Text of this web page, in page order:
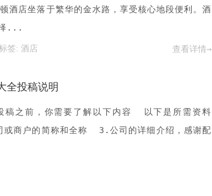
店坐落于繁华的金水路，享受核心地段便利。酒
择...
签: 酒店 查看详情→
全投稿说明
稿之前，你需要了解以下内容 以下是所需资料
商户的简称和全称 3.公司的详细介绍，感谢配